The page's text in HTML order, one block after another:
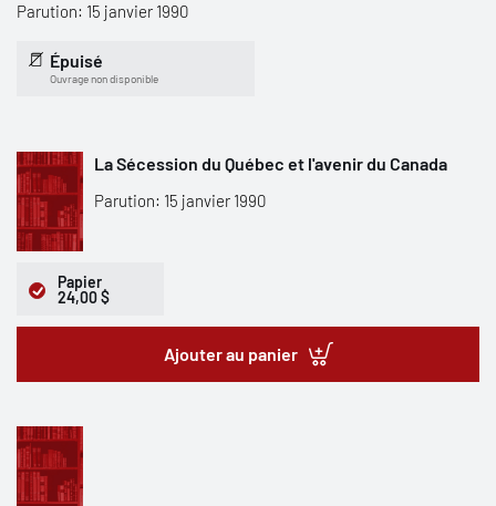
Parution: 15 janvier 1990
Épuisé
Ouvrage non disponible
La Sécession du Québec et l'avenir du Canada
Parution: 15 janvier 1990
Papier
24,00 $
Ajouter au panier